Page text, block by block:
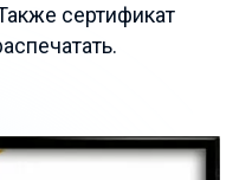
сертификат